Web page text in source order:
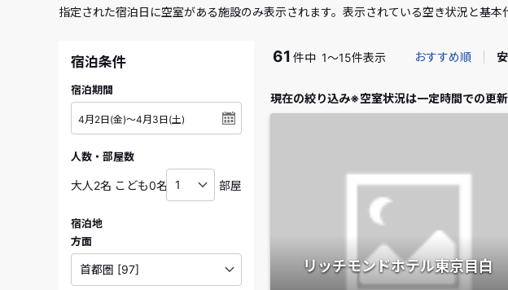
指定された宿泊日に空室がある施設のみ表示されます。表示されている空き状況と基本
宿泊条件
宿泊期間
人数・部屋数
部屋
宿泊地
方面
現在の絞り込み※空室状況は一定時間での更
61 件中 1～15件表示 おすすめ順
リッチモンドホテル東京目白